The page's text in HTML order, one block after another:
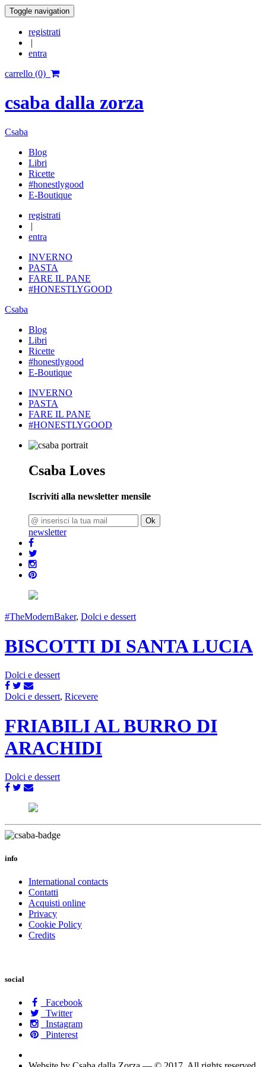
Toggle navigation
registrati
|
entra
carrello (0)
csaba dalla zorza
Csaba
Blog
Libri
Ricette
#honestlygood
E-Boutique
registrati
|
entra
INVERNO
PASTA
FARE IL PANE
#HONESTLYGOOD
Csaba
Blog
Libri
Ricette
#honestlygood
E-Boutique
INVERNO
PASTA
FARE IL PANE
#HONESTLYGOOD
Csaba Loves
Iscriviti alla newsletter mensile
Ok
newsletter
#TheModernBaker, Dolci e dessert
BISCOTTI DI SANTA LUCIA
Dolci e dessert
Dolci e dessert, Ricevere
FRIABILI AL BURRO DI
ARACHIDI
Dolci e dessert
info
International contacts
Contatti
Acquisti online
Privacy
Cookie Policy
Credits
social
Facebook
Twitter
Instagram
Pinterest